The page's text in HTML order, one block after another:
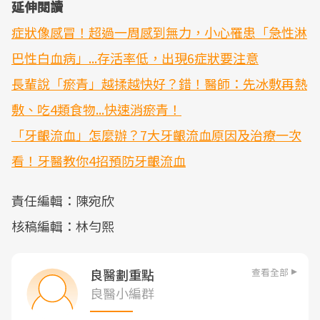
延伸閱讀
症狀像感冒！超過一周感到無力，小心罹患「急性淋
巴性白血病」...存活率低，出現6症狀要注意
長輩說「瘀青」越揉越快好？錯！醫師：先冰敷再熱
敷、吃4類食物...快速消瘀青！
「牙齦流血」怎麼辦？7大牙齦流血原因及治療一次
看！牙醫教你4招預防牙齦流血
責任編輯：陳宛欣
核稿編輯：林勻熙
良醫劃重點 查看全部
良醫小編群